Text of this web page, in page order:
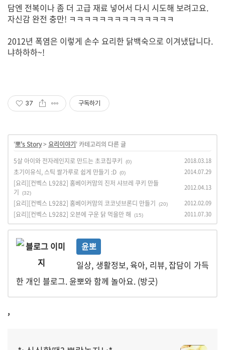
담엔 전복이나 좀 더 고급 재료 넣어서 다시 시도해 보려고요.
자신감 완전 충만! ㅋㅋㅋㅋㅋㅋㅋㅋㅋㅋㅋㅋㅋㅋ
2012년 폭염은 이렇게 손수 요리한 닭백숙으로 이겨냈답니다.
냐하하하~!
37 구독하기
'뽀's Story> 요리이야기' 카테고리의 다른 글
5살 아이와 전자레인지로 만드는 초코칩쿠키
(0) 2018.03.18
초기이유식, 스틱 쌀가루로 쉽게 만들기 :D (0) 2014.07.29
[요리][컨벡스 L9282] 홈베이커맘의 진저 샤브레 쿠키 만들
기
(32)
2012.04.13
[요리][컨벡스 L9282] 홈베이커맘의 코코넛브론디 만들기 (20) 2012.02.09
[요리][컨벡스 L9282] 오븐에 구운 닭 먹을만 해 (15) 2011.07.30
윤뽀
일상, 생활정보, 육아, 리뷰, 잡담이 가득
한 개인 블로그. 윤뽀와 함께 놀아요. (방긋)
,